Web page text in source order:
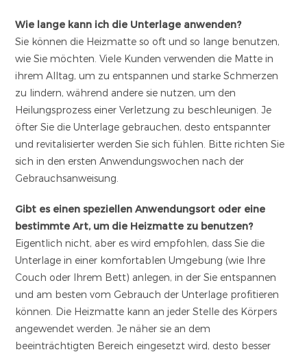
Wie lange kann ich die Unterlage anwenden?
Sie können die Heizmatte so oft und so lange benutzen,
wie Sie möchten. Viele Kunden verwenden die Matte in
ihrem Alltag, um zu entspannen und starke Schmerzen
zu lindern, während andere sie nutzen, um den
Heilungsprozess einer Verletzung zu beschleunigen. Je
öfter Sie die Unterlage gebrauchen, desto entspannter
und revitalisierter werden Sie sich fühlen. Bitte richten Sie
sich in den ersten Anwendungswochen nach der
Gebrauchsanweisung.
Gibt es einen speziellen Anwendungsort oder eine
bestimmte Art, um die Heizmatte zu benutzen?
Eigentlich nicht, aber es wird empfohlen, dass Sie die
Unterlage in einer komfortablen Umgebung (wie Ihre
Couch oder Ihrem Bett) anlegen, in der Sie entspannen
und am besten vom Gebrauch der Unterlage profitieren
können. Die Heizmatte kann an jeder Stelle des Körpers
angewendet werden. Je näher sie an dem
beeinträchtigten Bereich eingesetzt wird, desto besser